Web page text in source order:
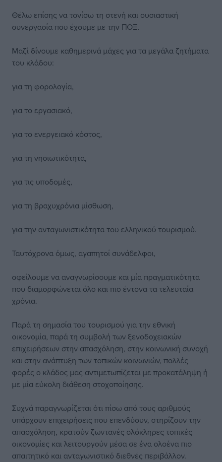
Θέλω επίσης να τονίσω τη στενή και ουσιαστική
συνεργασία που έχουμε με την ΠΟΞ.
Μαζί δίνουμε καθημερινά μάχες για τα μεγάλα ζητήματα
του κλάδου:
για τη φορολογία,
για το εργασιακό,
για το ενεργειακό κόστος,
για τη νησιωτικότητα,
για τις υποδομές,
για τη βραχυχρόνια μίσθωση,
για την ανταγωνιστικότητα του ελληνικού τουρισμού.
Ταυτόχρονα όμως, αγαπητοί συνάδελφοι,
οφείλουμε να αναγνωρίσουμε και μία πραγματικότητα
που διαμορφώνεται όλο και πιο έντονα τα τελευταία
χρόνια.
Παρά τη σημασία του τουρισμού για την εθνική
οικονομία, παρά τη συμβολή των ξενοδοχειακών
επιχειρήσεων στην απασχόληση, στην κοινωνική συνοχή
και στην ανάπτυξη των τοπικών κοινωνιών, πολλές
φορές ο κλάδος μας αντιμετωπίζεται με προκατάληψη ή
με μία εύκολη διάθεση στοχοποίησης.
Συχνά παραγνωρίζεται ότι πίσω από τους αριθμούς
υπάρχουν επιχειρήσεις που επενδύουν, στηρίζουν την
απασχόληση, κρατούν ζωντανές ολόκληρες τοπικές
οικονομίες και λειτουργούν μέσα σε ένα ολοένα πιο
απαιτητικό και ανταγωνιστικό διεθνές περιβάλλον.